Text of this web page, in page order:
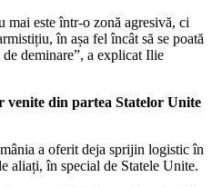
mai este într-o zonă agresivă, ci
în așa fel încât să se poată
deminare”, a explicat Ilie
venite din partea Statelor Unite
a oferit deja sprijin logistic în
aliați, în special de Statele Unite.